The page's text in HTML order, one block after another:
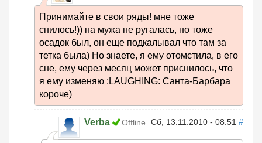
Принимайте в свои ряды! мне тоже
снилось!)) на мужа не ругалась, но тоже
осадок был, он еще подкалывал что там за
тетка была) Но знаете, я ему отомстила, в его
сне, ему через месяц может приснилось, что
я ему изменяю :LAUGHING: Санта-Барбара
короче)
Verba Offline Сб, 13.11.2010 - 08:51 #